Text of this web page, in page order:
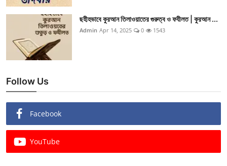
ছহীহভাবে কুরআন তিলাওয়াতের গুরুত্ব ও ফযীলত | কুরআন ...
Admin Apr 14, 2025 0 1543
Follow Us
Facebook
YouTube